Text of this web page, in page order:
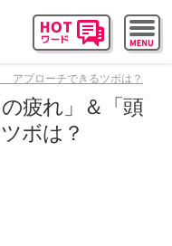
アプローチできるツボは？
疲れ」＆「頭
ボは？